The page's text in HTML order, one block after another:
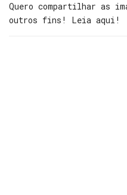
Quero compartilhar as
outros fins! Leia aqui!